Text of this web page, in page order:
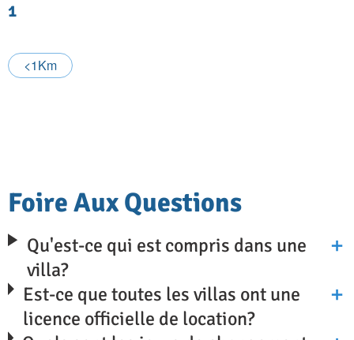
1
<1Km
Foire Aux Questions
Qu'est-ce qui est compris dans une
villa?
Est-ce que toutes les villas ont une
licence officielle de location?